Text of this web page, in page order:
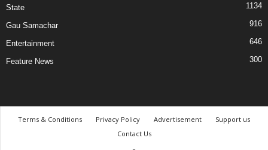
State 1134
Gau Samachar 916
Entertainment 646
Feature News 300
Terms & Conditions Privacy Policy Advertisement
Support us
Contact Us